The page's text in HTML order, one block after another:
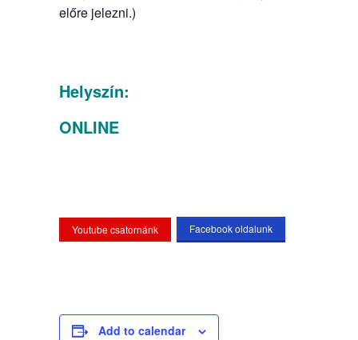
előre jelezni.)
Helyszín:
ONLINE
Youtube csatornánk Facebook oldalunk
Add to calendar